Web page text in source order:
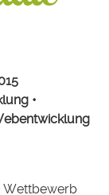
•
Wettbewerb